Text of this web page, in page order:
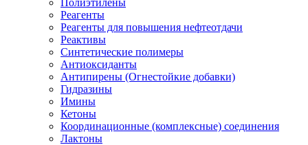
Полиэтилены
Реагенты
Реагенты для повышения нефтеотдачи
Реактивы
Синтетические полимеры
Антиоксиданты
Антипирены (Огнестойкие добавки)
Гидразины
Имины
Кетоны
Координационные (комплексные) соединения
Лактоны